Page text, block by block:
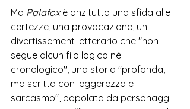
Ma Palafox è anzitutto una sfida alle
certezze, una provocazione, un
divertissement letterario che "non
segue alcun filo logico né
cronologico", una storia "profonda,
ma scritta con leggerezza e
sarcasmo", popolata da personaggi